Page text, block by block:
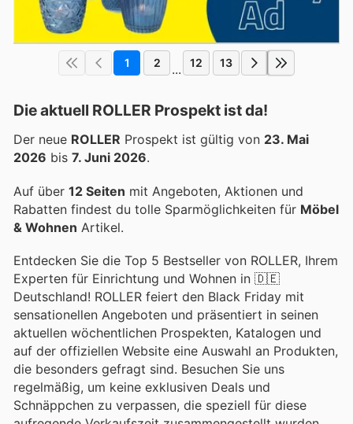
1 2 ... 12 13
Die aktuell ROLLER Prospekt ist da!
Der neue ROLLER Prospekt ist gültig von 23. Mai
2026 bis 7. Juni 2026.
Auf über 12 Seiten mit Angeboten, Aktionen und
Rabatten findest du tolle Sparmöglichkeiten für Möbel
& Wohnen Artikel.
Entdecken Sie die Top 5 Bestseller von ROLLER, Ihrem
Experten für Einrichtung und Wohnen in 🇩🇪
Deutschland! ROLLER feiert den Black Friday mit
sensationellen Angeboten und präsentiert in seinen
aktuellen wöchentlichen Prospekten, Katalogen und
auf der offiziellen Website eine Auswahl an Produkten,
die besonders gefragt sind. Besuchen Sie uns
regelmäßig, um keine exklusiven Deals und
Schnäppchen zu verpassen, die speziell für diese